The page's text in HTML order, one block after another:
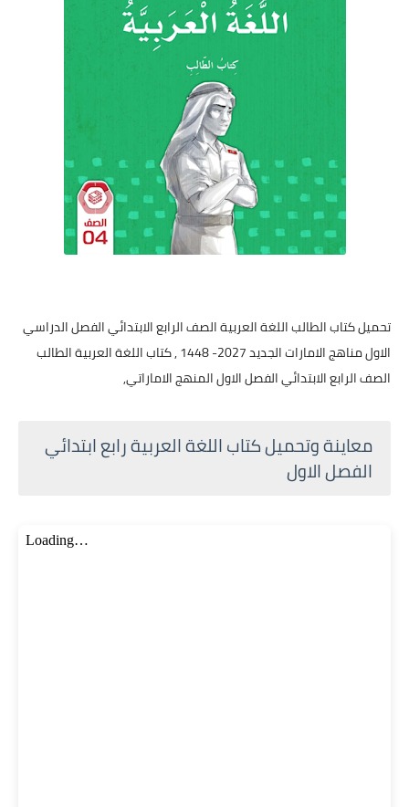
تحميل كتاب الطالب اللغة العربية الصف الرابع الابتدائي الفصل الدراسي
الاول مناهج الامارات الجديد 2027- 1448 , كتاب اللغة العربية الطالب
الصف الرابع الابتدائي الفصل الاول المنهج الاماراتي,
معاينة وتحميل كتاب اللغة العربية رابع ابتدائي
الفصل الاول